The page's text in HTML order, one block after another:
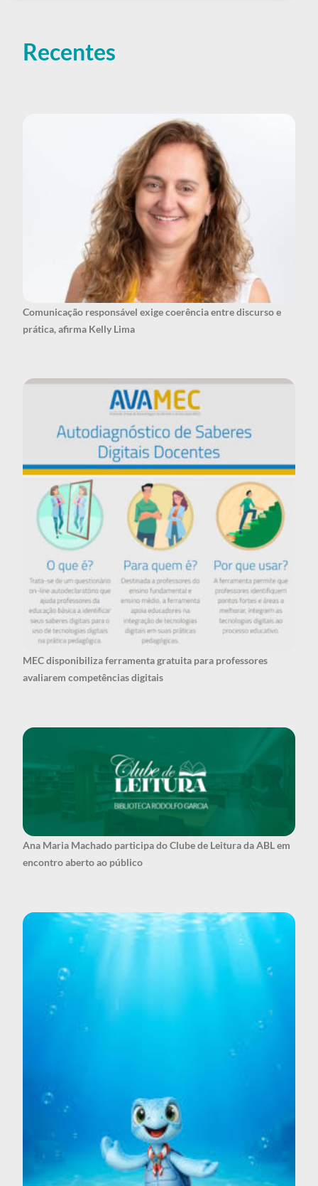
Recentes
Comunicação responsável exige coerência entre discurso e
prática, afirma Kelly Lima
MEC disponibiliza ferramenta gratuita para professores
avaliarem competências digitais
Ana Maria Machado participa do Clube de Leitura da ABL em
encontro aberto ao público